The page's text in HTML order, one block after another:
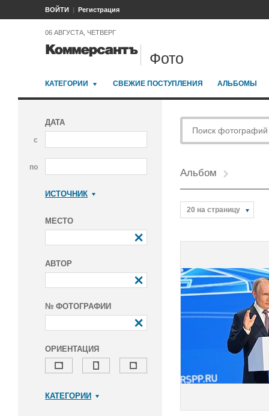
ВОЙТИ Регистрация
06 АВГУСТА, ЧЕТВЕРГ
Фото
КАТЕГОРИИ СВЕЖИЕ ПОСТУПЛЕНИЯ АЛЬБОМЫ
ДАТА
с
по
ИСТОЧНИК
МЕСТО
АВТОР
№ ФОТОГРАФИИ
ОРИЕНТАЦИЯ
КАТЕГОРИИ
Альбом
20 на страницу